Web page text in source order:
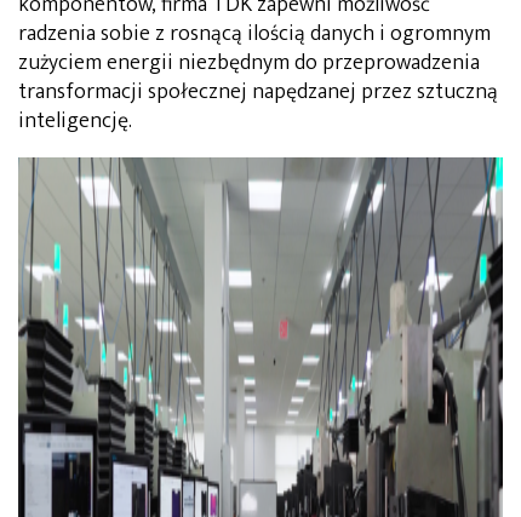
radzenia sobie z rosnącą ilością danych i ogromnym
zużyciem energii niezbędnym do przeprowadzenia
transformacji społecznej napędzanej przez sztuczną
inteligencję.